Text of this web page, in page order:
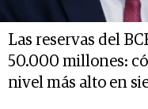
Las reservas del
50.000 millones:
nivel más alto en